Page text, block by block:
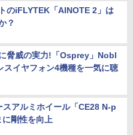
のiFLYTEK「AINOTE 2」は
？
脅威の実力!「Osprey」Nobl
イヤフォン4機種を一気に聴
スアルミホイール「CE28 N-p
剛性を向上